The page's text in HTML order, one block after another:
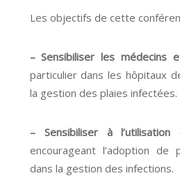
Les objectifs de cette
– Sensibiliser les médecins
particulier dans les hôpitaux
la gestion des plaies infectées.
– Sensibiliser à l’utilisation
encourageant l’adoption de
dans la gestion des infections.